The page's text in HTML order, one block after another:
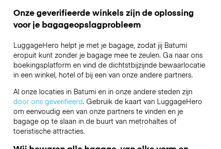
Onze geverifieerde winkels zijn de oplossing
voor je bagageopslagprobleem
LuggageHero helpt je met je bagage, zodat jij Batumi
eropuit kunt zonder je bagage mee te zeulen. Ga naar ons
boekingsplatform en vind de dichtstbijzijnde bewaarlocatie
in een winkel, hotel of bij een van onze andere partners.
Al onze locaties in Batumi en in onze andere steden zijn
door ons geverifieerd. Gebruik de kaart van LuggageHero
om eenvoudig een van onze partners te vinden en je
bagage op te slaan in de buurt van metrohaltes of
toeristische attracties.